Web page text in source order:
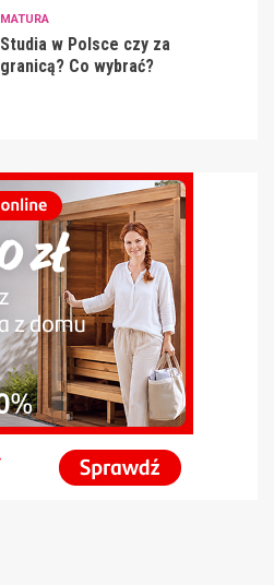
MATURA
Studia w Polsce czy za
granicą? Co wybrać?